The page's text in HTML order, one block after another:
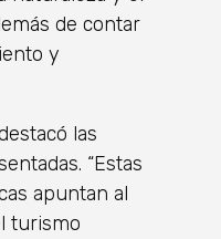
de contar
y
las
“Estas
apuntan al
turismo